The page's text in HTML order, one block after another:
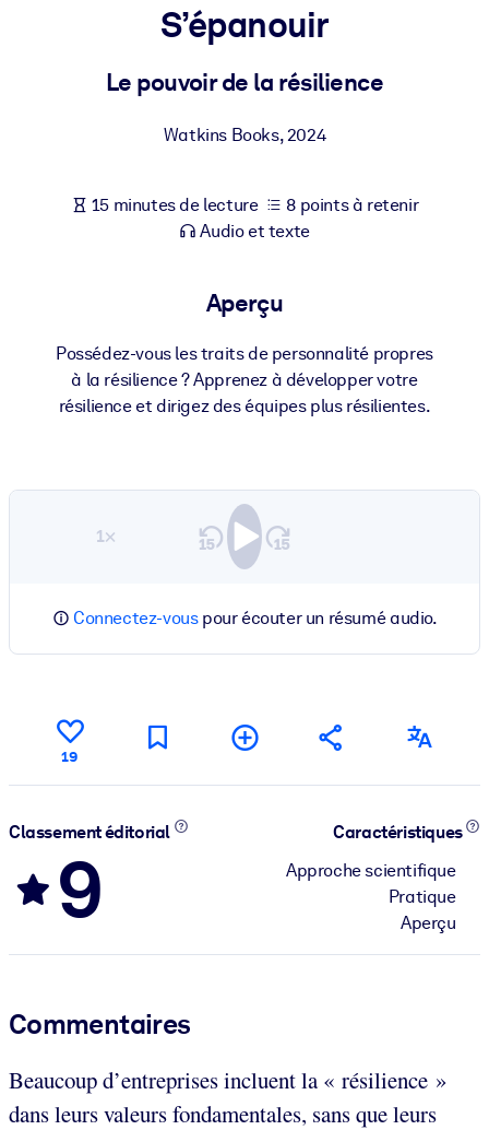
PAR SYSTÈME
Pour LMS/LXP
Intégrez des connaissances vérifiées et concises dans votre
Pour bibliothèques d'entreprise
Enrichissez votre bibliothèque d'entreprise avec des
Pour les systèmes d’IA
structurées pour améliorer les résultats.
S’épanouir
Le pouvoir de la résilience
Watkins Books,2024
15 minutes de lecture
8 points à retenir
Audio et texte
Aperçu
Possédez-vous les traits de personnalité propres
à la résilience ? Apprenez à développer votre
résilience et dirigez des équipes plus résilientes.
1×
Connectez-vouspour écouter un résumé audio.
19
Classement éditorial
9
Caractéristiques
Approche scientifique
Pratique
Aperçu
Commentaires
Beaucoup d’entreprises incluent la « résilience »
dans leurs valeurs fondamentales, sans que leurs